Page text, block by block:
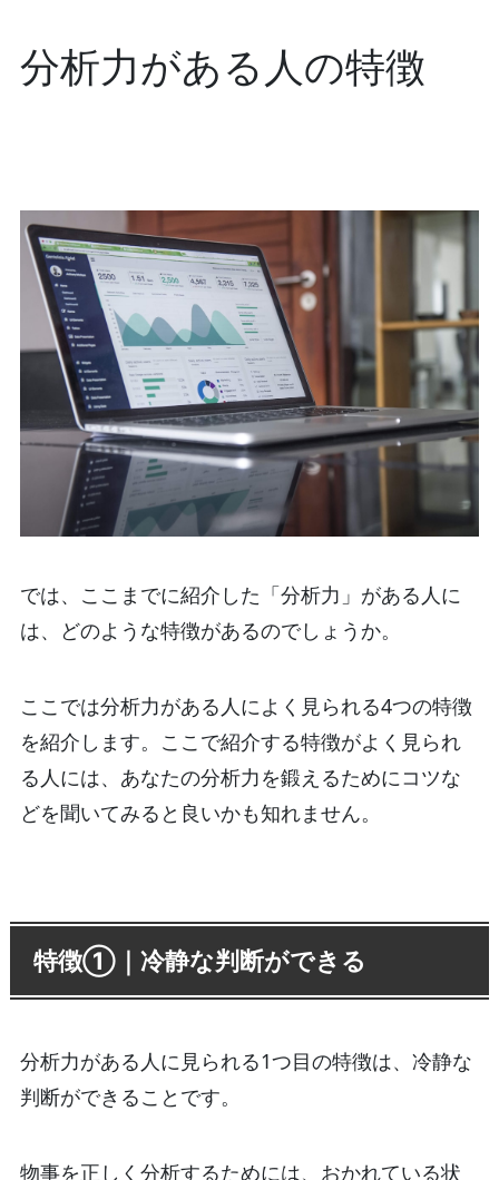
分析力がある人の特徴
では、ここまでに紹介した「分析力」がある人に
は、どのような特徴があるのでしょうか。
ここでは分析力がある人によく見られる4つの特徴
を紹介します。ここで紹介する特徴がよく見られ
る人には、あなたの分析力を鍛えるためにコツな
どを聞いてみると良いかも知れません。
特徴①｜冷静な判断ができる
分析力がある人に見られる1つ目の特徴は、冷静な
判断ができることです。
物事を正しく分析するためには、おかれている状